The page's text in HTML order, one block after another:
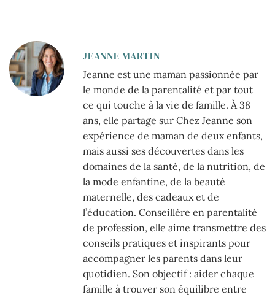
JEANNE MARTIN
Jeanne est une maman passionnée par
le monde de la parentalité et par tout
ce qui touche à la vie de famille. À 38
ans, elle partage sur Chez Jeanne son
expérience de maman de deux enfants,
mais aussi ses découvertes dans les
domaines de la santé, de la nutrition, de
la mode enfantine, de la beauté
maternelle, des cadeaux et de
l’éducation. Conseillère en parentalité
de profession, elle aime transmettre des
conseils pratiques et inspirants pour
accompagner les parents dans leur
quotidien. Son objectif : aider chaque
famille à trouver son équilibre entre